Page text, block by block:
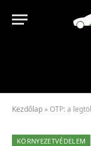
Kezdőlap »OTP: a legtöbben
KÖRNYEZETVÉDELEM